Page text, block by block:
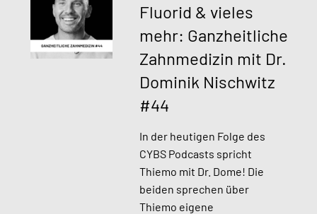
Fluorid & vieles
mehr: Ganzheitliche
Zahnmedizin mit Dr.
Dominik Nischwitz
#44
In der heutigen Folge des
CYBS Podcasts spricht
Thiemo mit Dr. Dome! Die
beiden sprechen über
Thiemo eigene